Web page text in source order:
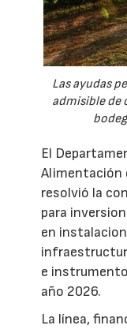
Las ayudas
admisible de
El
Alimentación
resolvió la
para
en
e
año 2026.
La línea,